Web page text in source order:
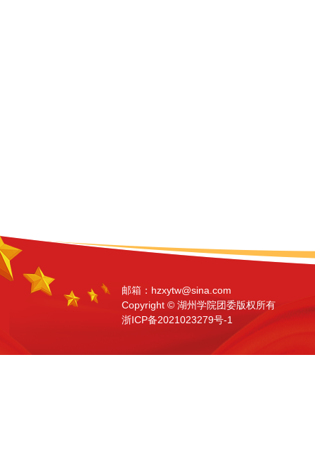
邮箱：hzxytw@sina.com
Copyright ©️ 湖州学院团委版权所有
浙ICP备2021023279号-1